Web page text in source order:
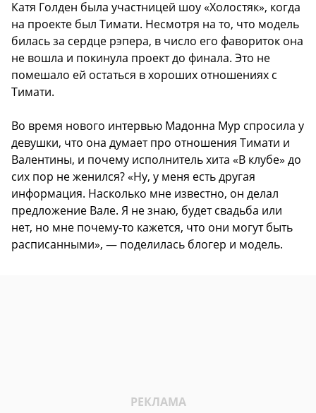
Катя Голден была участницей шоу «Холостяк», когда
на проекте был Тимати. Несмотря на то, что модель
билась за сердце рэпера, в число его фавориток она
не вошла и покинула проект до финала. Это не
помешало ей остаться в хороших отношениях с
Тимати.
Во время нового интервью Мадонна Мур спросила у
девушки, что она думает про отношения Тимати и
Валентины, и почему исполнитель хита «В клубе» до
сих пор не женился? «Ну, у меня есть другая
информация. Насколько мне известно, он делал
предложение Вале. Я не знаю, будет свадьба или
нет, но мне почему-то кажется, что они могут быть
расписанными», — поделилась блогер и модель.